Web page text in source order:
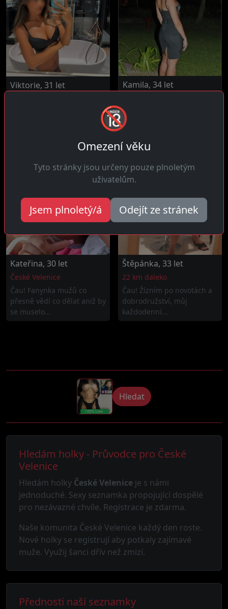
Viktorie, 31 let Kamila, 34 let
Čau! Tajemno mě strašně
vzrušuje, nerada všechno
Kateřina, 30 let
České Velenice
Čau! Fanynka mužů co
přesně vědí co dělat aniž by
se muselo...
Štěpánka, 33 let
22 km daleko
Čau! Žízním po novotách a
dobrodružství, můj
každodenní...
Hledat
Hledám holky - Průvodce pro České
Velenice
Hledám holky České Velenice je s námi
jednoduché. Sexy seznamka propojující dospělé
pro nezávazné chvíle. Registrace je zdarma.
Naše komunita České Velenice každý den roste.
Nové holky se registrují aby potkaly zajímavé
muže. Využij šanci dřív než zmizí.
Přednosti naší seznamky
🔞
Omezení věku
Tyto stránky jsou určeny pouze plnoletým
uživatelům.
Jsem plnoletý/á Odejít ze stránek